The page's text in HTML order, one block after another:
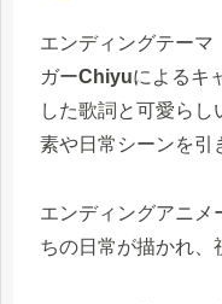
エンディングテーマ
ガーChiyuによるキ
した歌詞と可愛ら
素や日常シーンを引
エンディングアニメ
ちの日常が描かれ、